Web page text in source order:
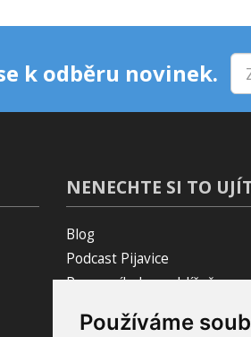
Používáme
k odběru novinek.
NENECHTE SI TO
Blog
Podcast Pijavice
Pomocník do prohlížeče